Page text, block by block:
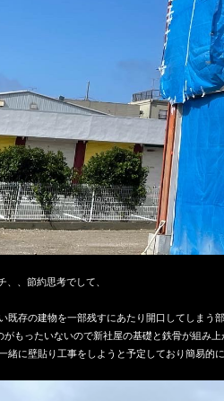
、、節約思考でして、
既存の建物を一部残すにあたり開口してしまう
がもったいないので新社屋の基礎と鉄骨が組み上
緒に壁貼り工事をしようと予定しており簡易的